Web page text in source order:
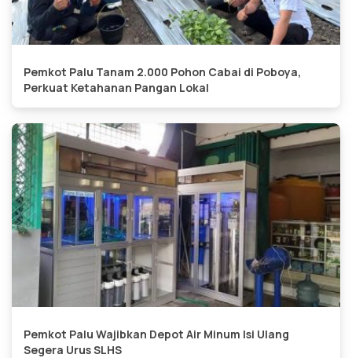
Pemkot Palu Tanam 2.000 Pohon Cabai di Poboya,
Perkuat Ketahanan Pangan Lokal
Pemkot Palu Wajibkan Depot Air Minum Isi Ulang
Segera Urus SLHS